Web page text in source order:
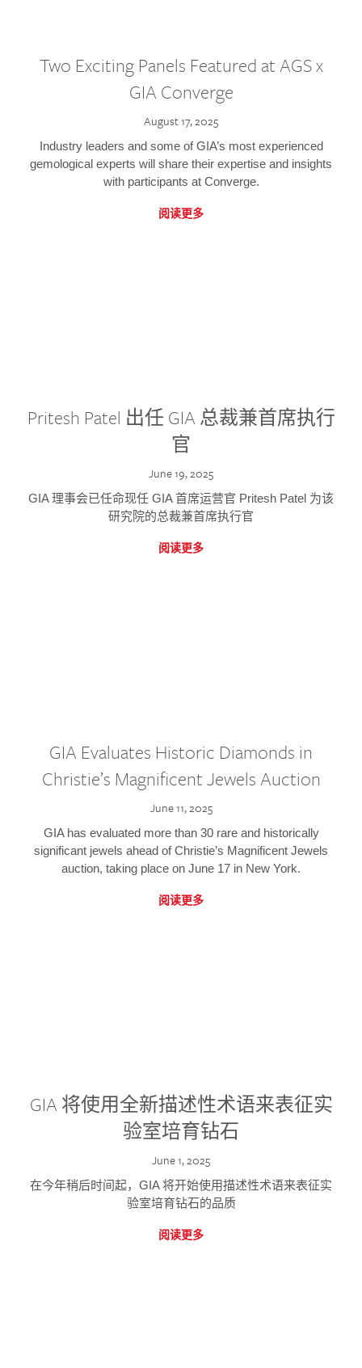
Two Exciting Panels Featured at AGS x
GIA Converge
August 17, 2025
Industry leaders and some of GIA’s most experienced
gemological experts will share their expertise and insights
with participants at Converge.
阅读更多
Pritesh Patel 出任 GIA 总裁兼首席执行
官
June 19, 2025
GIA 理事会已任命现任 GIA 首席运营官 Pritesh Patel 为该
研究院的总裁兼首席执行官
阅读更多
GIA Evaluates Historic Diamonds in
Christie’s Magnificent Jewels Auction
June 11, 2025
GIA has evaluated more than 30 rare and historically
significant jewels ahead of Christie’s Magnificent Jewels
auction, taking place on June 17 in New York.
阅读更多
GIA 将使用全新描述性术语来表征实
验室培育钻石
June 1, 2025
在今年稍后时间起，GIA 将开始使用描述性术语来表征实
验室培育钻石的品质
阅读更多